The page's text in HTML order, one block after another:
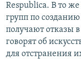
Respublica. В то
групп по
получают отказы
говорят об
для отстранения